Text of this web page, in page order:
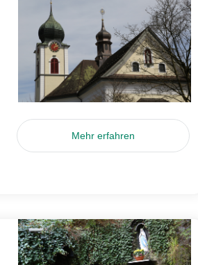
Mehr erfahren